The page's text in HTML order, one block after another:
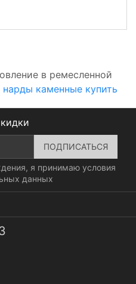
в ремесленной
нарды каменные купить
я принимаю условия
данных